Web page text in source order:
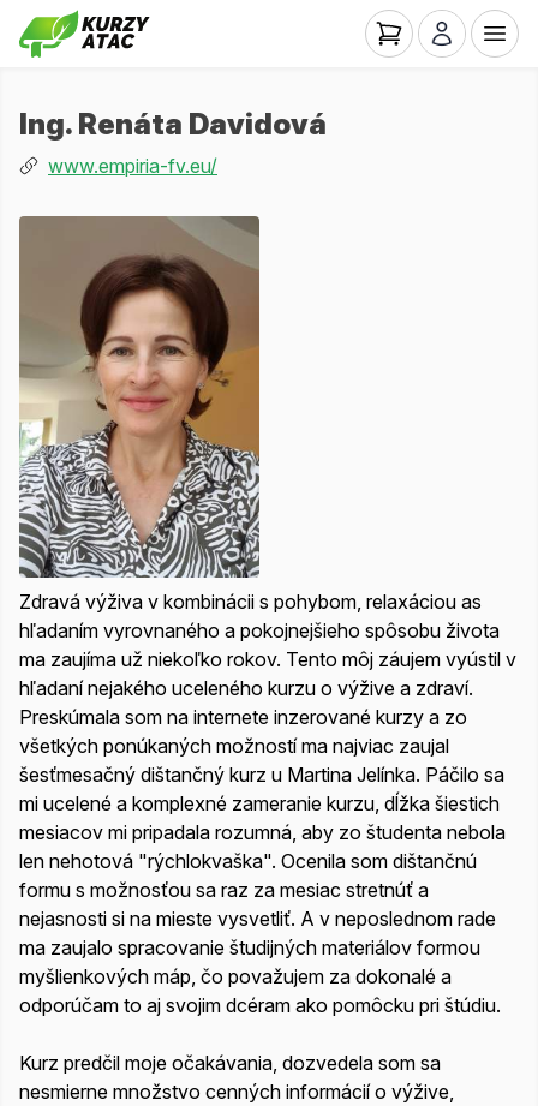
Ing. Renáta Davidová
www.empiria-fv.eu/
Zdravá výživa v kombinácii s pohybom, relaxáciou as
hľadaním vyrovnaného a pokojnejšieho spôsobu života
ma zaujíma už niekoľko rokov. Tento môj záujem vyústil v
hľadaní nejakého uceleného kurzu o výžive a zdraví.
Preskúmala som na internete inzerované kurzy a zo
všetkých ponúkaných možností ma najviac zaujal
šesťmesačný dištančný kurz u Martina Jelínka. Páčilo sa
mi ucelené a komplexné zameranie kurzu, dĺžka šiestich
mesiacov mi pripadala rozumná, aby zo študenta nebola
len nehotová "rýchlokvaška". Ocenila som dištančnú
formu s možnosťou sa raz za mesiac stretnúť a
nejasnosti si na mieste vysvetliť. A v neposlednom rade
ma zaujalo spracovanie študijných materiálov formou
myšlienkových máp, čo považujem za dokonalé a
odporúčam to aj svojim dcéram ako pomôcku pri štúdiu.
Kurz predčil moje očakávania, dozvedela som sa
nesmierne množstvo cenných informácií o výžive,